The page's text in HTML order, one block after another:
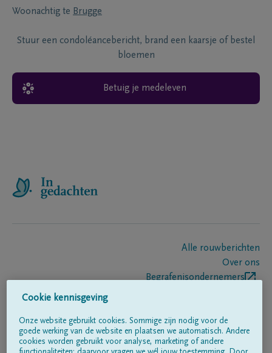
Woonachtig te Brugge
Stuur een condoléancebericht, brand een kaarsje of bestel
bloemen
Betuig je medeleven
Alle rouwberichten
Over ons
Begrafenisondernemers
Volg ons op
Cookie kennisgeving
Onze website gebruikt cookies. Sommige zijn nodig voor de
goede werking van de website en plaatsen we automatisch. Andere
cookies worden gebruikt voor analyse, marketing of andere